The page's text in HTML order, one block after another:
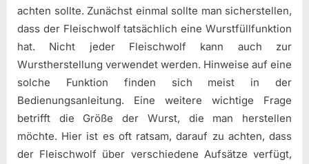
achten sollte. Zunächst einmal sollte man sicherstellen,
dass der Fleischwolf tatsächlich eine Wurstfüllfunktion
hat. Nicht jeder Fleischwolf kann auch zur
Wurstherstellung verwendet werden. Hinweise auf eine
solche Funktion finden sich meist in der
Bedienungsanleitung. Eine weitere wichtige Frage
betrifft die Größe der Wurst, die man herstellen
möchte. Hier ist es oft ratsam, darauf zu achten, dass
der Fleischwolf über verschiedene Aufsätze verfügt,